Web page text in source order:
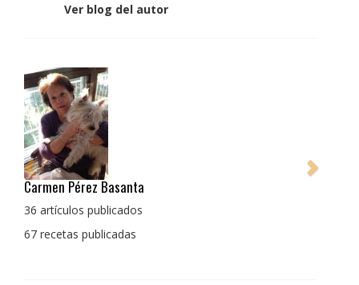
Ver blog del autor
Pedro Manuel Collado Cruz
La cocina para mi es producto bien tratado sin
con un toque diferente